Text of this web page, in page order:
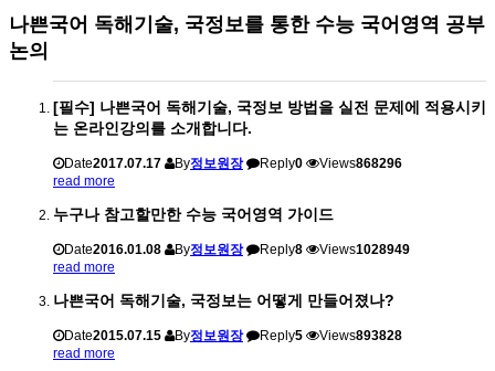
나쁜국어 독해기술, 국정보를 통한 수능 국어영역 공부
논의
[필수] 나쁜국어 독해기술, 국정보 방법을 실전 문제에 적용시키
는 온라인강의를 소개합니다.
Date2017.07.17 By정보원장 Reply0 Views868296
read more
누구나 참고할만한 수능 국어영역 가이드
Date2016.01.08 By정보원장 Reply8 Views1028949
read more
나쁜국어 독해기술, 국정보는 어떻게 만들어졌나?
Date2015.07.15 By정보원장 Reply5 Views893828
read more